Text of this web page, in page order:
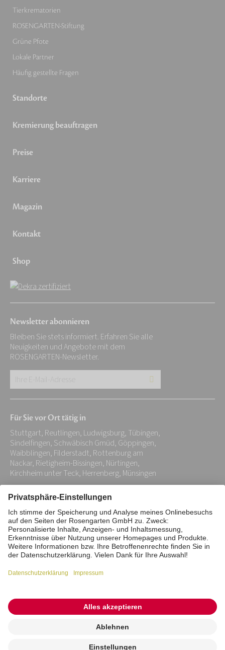
Tierkrematorien
ROSENGARTEN-Stiftung
Grüne Pfote
Lokale Partner
Häufig gestellte Fragen
Standorte
Kremierung beauftragen
Preise
Karriere
Magazin
Kontakt
Shop
Newsletter abonnieren
Bleiben Sie stets informiert. Erfahren Sie alle
Neuigkeiten und Angebote mit dem
ROSENGARTEN-Newsletter.
E-
Adresse:
*
Für Sie vor Ort tätig in
Stuttgart, Reutlingen, Ludwigsburg, Tübingen,
Sindelfingen, Schwäbisch Gmüd, Göppingen,
Waibblingen, Filderstadt, Rottenburg am
Nackar, Rietigheim-Bissingen, Nürtingen,
Kirchheim unter Teck, Herrenberg, Münsingen
Impressum Datenschutz
Stiftung
Interne Meldestelle
Zahlungsmittel
Barrierefreiheitserklärung
Vertrag widerrufen
© 2026 ROSENGARTEN-Tierbestattung